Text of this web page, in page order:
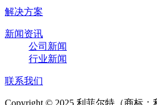
解决方案
新闻资讯
公司新闻
行业新闻
联系我们
Copyright © 2025 利菲尔特（商标